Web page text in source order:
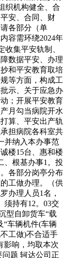
织机构健全、合
安、合同、财
各部分（单
容需环绕2024年
集平安轨制、
数据平安、办理
和平安教育取培
等方面，构成工
示、关于应急办
；开展平安教育
月勾当病院开水
算、平安出产轨
担病院各科室共
并纳入本办事范
楼15台、惠和楼
、根基办事1。投
各部分岗亭分布
工做办理。（供
办理人员1名，
须持有12。03交
型自卸货车“载
“车辆机件(车辆
工做)不合适手
影响，均取本次
题 轲达公司正